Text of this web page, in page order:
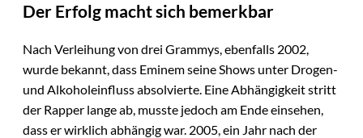
Der Erfolg macht sich bemerkbar
Nach Verleihung von drei Grammys, ebenfalls 2002,
wurde bekannt, dass Eminem seine Shows unter Drogen-
und Alkoholeinfluss absolvierte. Eine Abhängigkeit stritt
der Rapper lange ab, musste jedoch am Ende einsehen,
dass er wirklich abhängig war. 2005, ein Jahr nach der